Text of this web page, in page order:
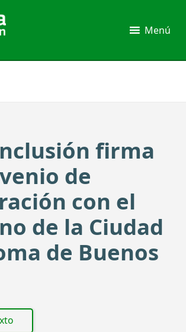
Menú
firma
de
con el
de la Ciudad
de Buenos